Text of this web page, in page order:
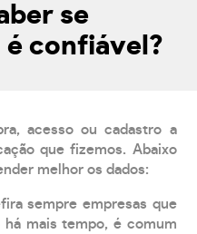
se
confiável?
acesso ou cadastro a
que fizemos. Abaixo
melhor os dados:
sempre empresas que
mais tempo, é comum